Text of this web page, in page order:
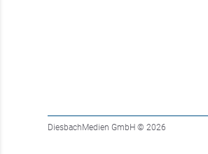
DiesbachMedien GmbH © 2026